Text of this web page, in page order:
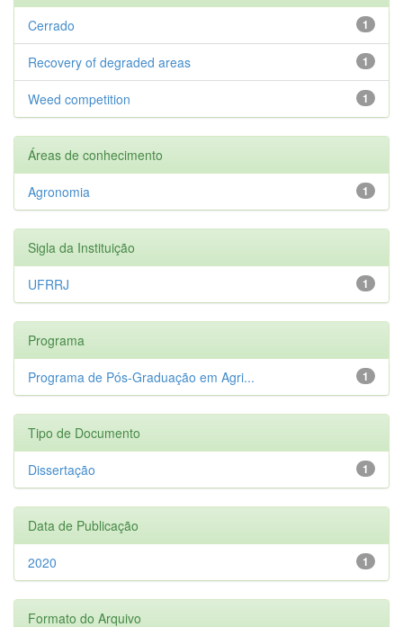
1
Cerrado
1
Recovery of degraded areas
1
Weed competition
Áreas de conhecimento
1
Agronomia
Sigla da Instituição
1
UFRRJ
Programa
1
Programa de Pós-Graduação em Agri...
Tipo de Documento
1
Dissertação
Data de Publicação
1
2020
Formato do Arquivo